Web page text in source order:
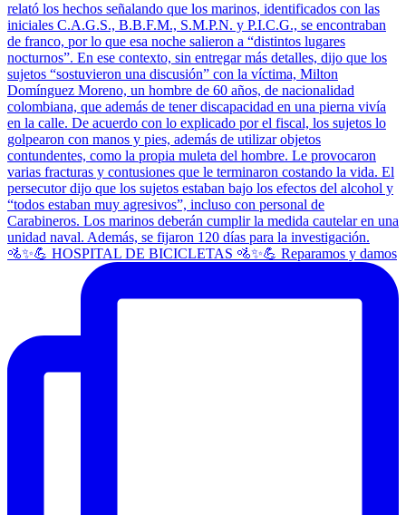
🚵✨💪 HOSPITAL DE BICICLETAS 🚵✨💪 Reparamos y damos